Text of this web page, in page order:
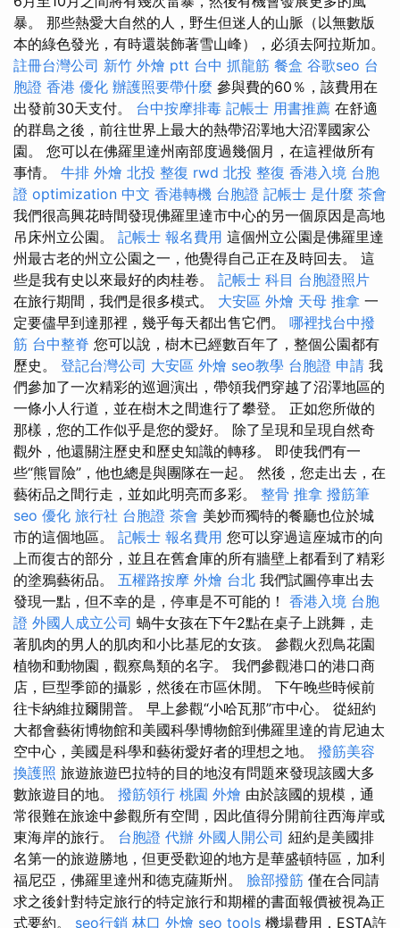
暴。 那些熱愛大自然的人，野生但迷人的山脈（以無數版
本的綠色發光，有時還裝飾著雪山峰），必須去阿拉斯加。
註冊台灣公司 新竹 外燴 ptt 台中 抓龍筋 餐盒 谷歌seo 台
胞證 香港 優化 辦護照要帶什麼 參與費的60％，該費用在
出發前30天支付。 台中按摩排毒 記帳士 用書推薦 在舒適
的群島之後，前往世界上最大的熱帶沼澤地大沼澤國家公
園。 您可以在佛羅里達州南部度過幾個月，在這裡做所有
事情。 牛排 外燴 北投 整復 rwd 北投 整復 香港入境 台胞
證 optimization 中文 香港轉機 台胞證 記帳士 是什麼 茶會
我們很高興花時間發現佛羅里達市中心的另一個原因是高地
吊床州立公園。 記帳士 報名費用 這個州立公園是佛羅里達
州最古老的州立公園之一，他覺得自己正在及時回去。 這
些是我有史以來最好的肉桂卷。 記帳士 科目 台胞證照片
在旅行期間，我們是很多模式。 大安區 外燴 天母 推拿 一
定要儘早到達那裡，幾乎每天都出售它們。 哪裡找台中撥
筋 台中整脊 您可以說，樹木已經數百年了，整個公園都有
歷史。 登記台灣公司 大安區 外燴 seo教學 台胞證 申請 我
們參加了一次精彩的巡迴演出，帶領我們穿越了沼澤地區的
一條小人行道，並在樹木之間進行了攀登。 正如您所做的
那樣，您的工作似乎是您的愛好。 除了呈現和呈現自然奇
觀外，他還關注歷史和歷史知識的轉移。 即使我們有一
些“熊冒險”，他也總是與團隊在一起。 然後，您走出去，在
藝術品之間行走，並如此明亮而多彩。 整骨 推拿 撥筋筆
seo 優化 旅行社 台胞證 茶會 美妙而獨特的餐廳也位於城
市的這個地區。 記帳士 報名費用 您可以穿過這座城市的向
上而復古的部分，並且在舊倉庫的所有牆壁上都看到了精彩
的塗鴉藝術品。 五權路按摩 外燴 台北 我們試圖停車出去
發現一點，但不幸的是，停車是不可能的！ 香港入境 台胞
證 外國人成立公司 蝸牛女孩在下午2點在桌子上跳舞，走
著肌肉的男人的肌肉和小比基尼的女孩。 參觀火烈鳥花園
植物和動物園，觀察鳥類的名字。 我們參觀港口的港口商
店，巨型季節的攝影，然後在市區休閒。 下午晚些時候前
往卡納維拉爾開普。 早上參觀“小哈瓦那”市中心。 從紐約
大都會藝術博物館和美國科學博物館到佛羅里達的肯尼迪太
空中心，美國是科學和藝術愛好者的理想之地。 撥筋美容
換護照 旅遊旅遊巴拉特的目的地沒有問題來發現該國大多
數旅遊目的地。 撥筋領行 桃園 外燴 由於該國的規模，通
常很難在旅途中參觀所有空間，因此值得分開前往西海岸或
東海岸的旅行。 台胞證 代辦 外國人開公司 紐約是美國排
名第一的旅遊勝地，但更受歡迎的地方是華盛頓特區，加利
福尼亞，佛羅里達州和德克薩斯州。 臉部撥筋 僅在合同請
求之後針對特定旅行的特定旅行和期權的書面報價被視為正
式要約。 seo行銷 林口 外燴 seo tools 機場費用，ESTA許